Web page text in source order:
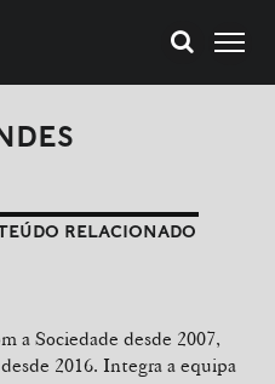
RELACIONADO
a Sociedade desde 2007,
2016. Integra a equipa